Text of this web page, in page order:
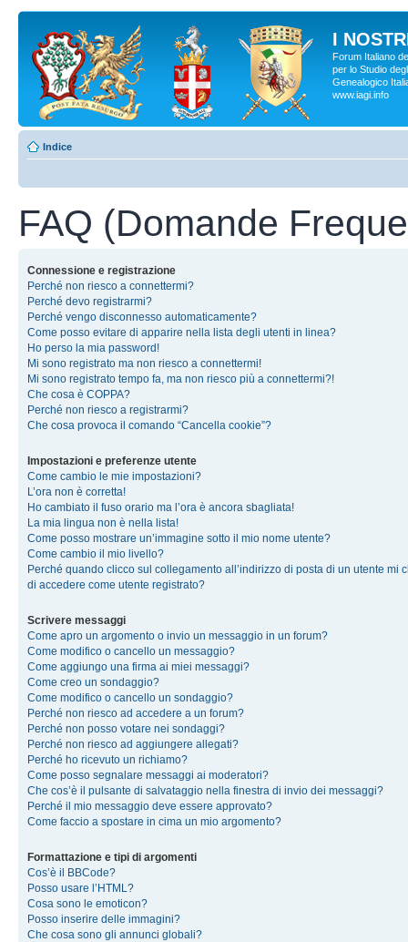
I
Forum Italiano
per lo Studio
Genealogico
www.iagi.info
Indice
FAQ (Domande
Connessione e registrazione
Perché non riesco a connettermi?
Perché devo registrarmi?
Perché vengo disconnesso automaticamente?
Come posso evitare di apparire nella lista degli utenti in linea?
Ho perso la mia password!
Mi sono registrato ma non riesco a connettermi!
Mi sono registrato tempo fa, ma non riesco più a connettermi?!
Che cosa è COPPA?
Perché non riesco a registrarmi?
Che cosa provoca il comando “Cancella cookie”?
Impostazioni e preferenze utente
Come cambio le mie impostazioni?
L’ora non è corretta!
Ho cambiato il fuso orario ma l’ora è ancora sbagliata!
La mia lingua non è nella lista!
Come posso mostrare un’immagine sotto il mio nome utente?
Come cambio il mio livello?
Perché quando clicco sul collegamento all’indirizzo di posta di un utente mi
di accedere come utente registrato?
Scrivere messaggi
Come apro un argomento o invio un messaggio in un forum?
Come modifico o cancello un messaggio?
Come aggiungo una firma ai miei messaggi?
Come creo un sondaggio?
Come modifico o cancello un sondaggio?
Perché non riesco ad accedere a un forum?
Perché non posso votare nei sondaggi?
Perché non riesco ad aggiungere allegati?
Perché ho ricevuto un richiamo?
Come posso segnalare messaggi ai moderatori?
Che cos’è il pulsante di salvataggio nella finestra di invio dei messaggi?
Perché il mio messaggio deve essere approvato?
Come faccio a spostare in cima un mio argomento?
Formattazione e tipi di argomenti
Cos’è il BBCode?
Posso usare l’HTML?
Cosa sono le emoticon?
Posso inserire delle immagini?
Che cosa sono gli annunci globali?